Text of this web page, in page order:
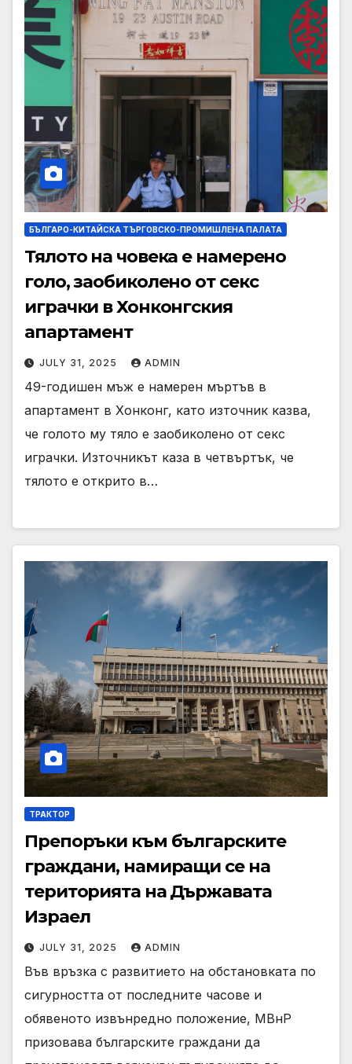
БЪЛГАРО-КИТАЙСКА ТЪРГОВСКО-ПРОМИШЛЕНА ПАЛАТА
Тялото на човека е намерено
голо, заобиколено от секс
играчки в Хонконгския
апартамент
JULY 31, 2025 ADMIN
49-годишен мъж е намерен мъртъв в
апартамент в Хонконг, като източник казва,
че голото му тяло е заобиколено от секс
играчки. Източникът каза в четвъртък, че
тялото е открито в…
ТРАКТОР
Препоръки към българските
граждани, намиращи се на
територията на Държавата
Израел
JULY 31, 2025 ADMIN
Във връзка с развитието на обстановката по
сигурността от последните часове и
обявеното извънредно положение, МВнР
призовава българските граждани да